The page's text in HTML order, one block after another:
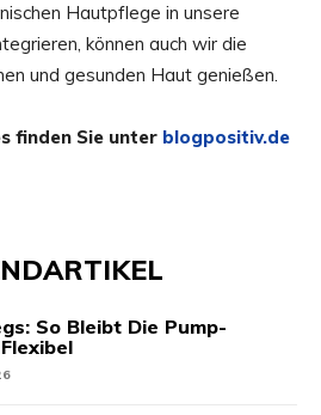
Hautpflege in unsere
können auch wir die
und gesunden Haut genießen.
finden Sie unter blogpositiv.de
So Bleibt Die Pump-